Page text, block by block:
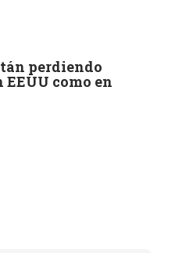
perdiendo
como en